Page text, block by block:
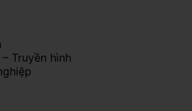
Truyền hình